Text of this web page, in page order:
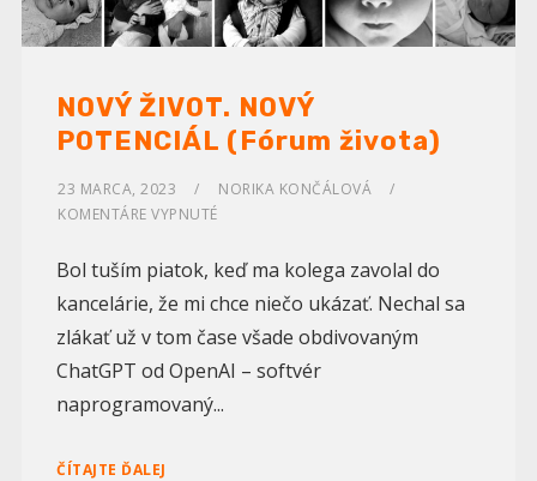
NOVÝ ŽIVOT. NOVÝ
POTENCIÁL (Fórum života)
23 MARCA, 2023
NORIKA KONČÁLOVÁ
KOMENTÁRE VYPNUTÉ
Bol tuším piatok, keď ma kolega zavolal do
kancelárie, že mi chce niečo ukázať. Nechal sa
zlákať už v tom čase všade obdivovaným
ChatGPT od OpenAI – softvér
naprogramovaný...
ČÍTAJTE ĎALEJ